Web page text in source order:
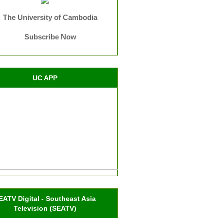
The University of Cambodia
Subscribe Now
UC APP
Digital - Southeast Asia
Television (SEATV)